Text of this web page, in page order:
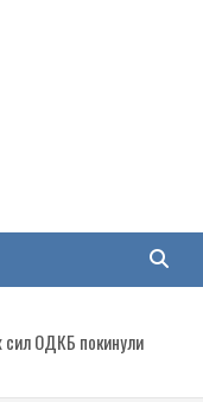
война
в Новороссии, ДНР,
сил ОДКБ покинули